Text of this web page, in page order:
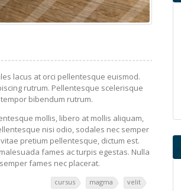
lacus at orci pellentesque euismod.
rutrum. Pellentesque scelerisque
bibendum rutrum.
mollis, libero at mollis aliquam,
nisi odio, sodales nec semper
pretium pellentesque, dictum est.
fames ac turpis egestas. Nulla
fames nec placerat.
cursus magma velit